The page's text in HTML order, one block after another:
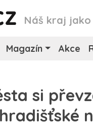
Náš kraj
Magazín Akce
si